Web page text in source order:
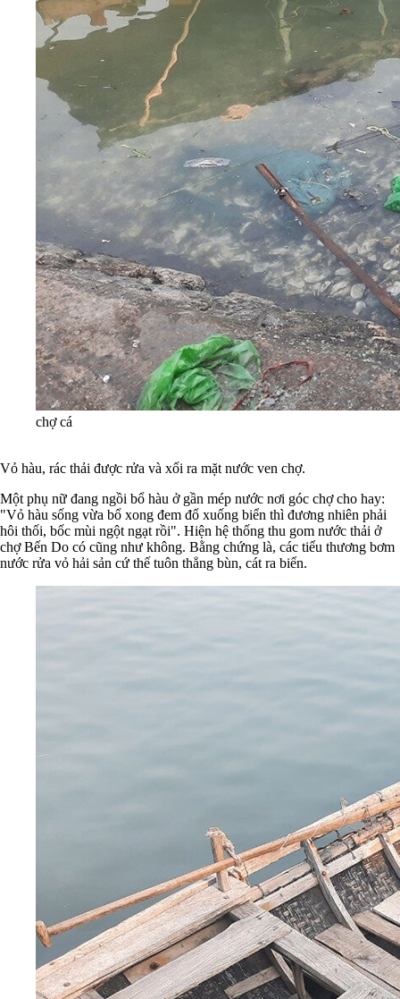
chợ cá
Vỏ hàu, rác thải được rửa và xối ra mặt nước ven chợ.
Một phụ nữ đang ngồi bổ hàu ở gần mép nước nơi góc chợ cho hay:
"Vỏ hàu sống vừa bổ xong đem đổ xuống biển thì đương nhiên phải
hôi thối, bốc mùi ngột ngạt rồi". Hiện hệ thống thu gom nước thải ở
chợ Bến Do có cũng như không. Bằng chứng là, các tiểu thương bơm
nước rửa vỏ hải sản cứ thế tuôn thẳng bùn, cát ra biển.